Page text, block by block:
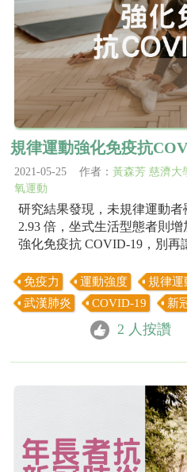
規律運動強化免疫抗
2021-05-25 作者： 黃森芳 慈濟大
氧運動
研究結果發現，未規律運動
2.93 倍，坐式生活型態者則
強化免疫抗 COVID-19，別再
免疫力 運動強度 規律運
武漢肺炎
COVID-19 新
2 人按讚